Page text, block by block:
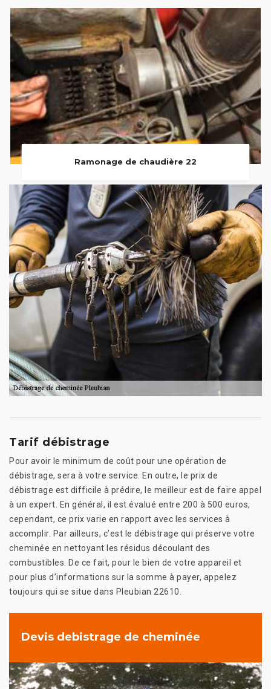
Ramonage de chaudière 22
Tarif débistrage
Pour avoir le minimum de coût pour une opération de
débistrage, sera à votre service. En outre, le prix de
débistrage est difficile à prédire, le meilleur est de faire appel
à un expert. En général, il est évalué entre 200 à 500 euros,
cependant, ce prix varie en rapport avec les services à
accomplir. Par ailleurs, c’est le débistrage qui préserve votre
cheminée en nettoyant les résidus découlant des
combustibles. De ce fait, pour le bien de votre appareil et
pour plus d’informations sur la somme à payer, appelez
toujours qui se situe dans Pleubian 22610.
Devis debistrage de cheminée